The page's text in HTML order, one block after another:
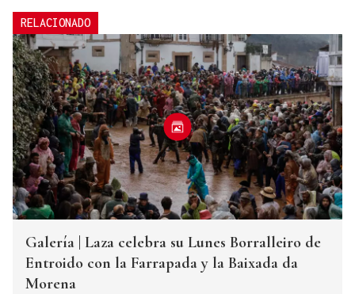
RELACIONADO
Galería | Laza celebra su Lunes Borralleiro de
Entroido con la Farrapada y la Baixada da
Morena